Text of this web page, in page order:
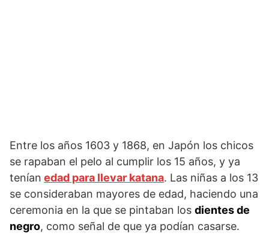
Entre los años 1603 y 1868, en Japón los chicos
se rapaban el pelo al cumplir los 15 años, y ya
tenían edad para llevar katana. Las niñas a los 13
se consideraban mayores de edad, haciendo una
ceremonia en la que se pintaban los dientes de
negro, como señal de que ya podían casarse.